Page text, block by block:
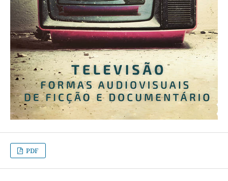
PDF